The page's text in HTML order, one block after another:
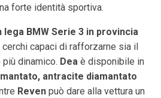
forte identità sportiva.
lega BMW Serie 3 in provincia
cerchi capaci di rafforzarne sia il
dinamico. Dea è disponibile in
antracite diamantato
Reven può dare alla vettura un